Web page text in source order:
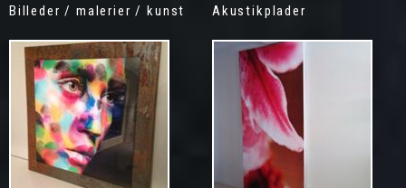
Billeder / malerier / kunst Akustikplader